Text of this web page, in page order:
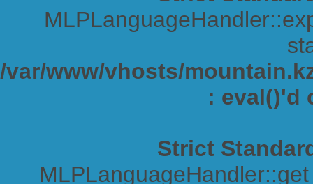
/var/www/vhosts/
: eval()'d
Strict